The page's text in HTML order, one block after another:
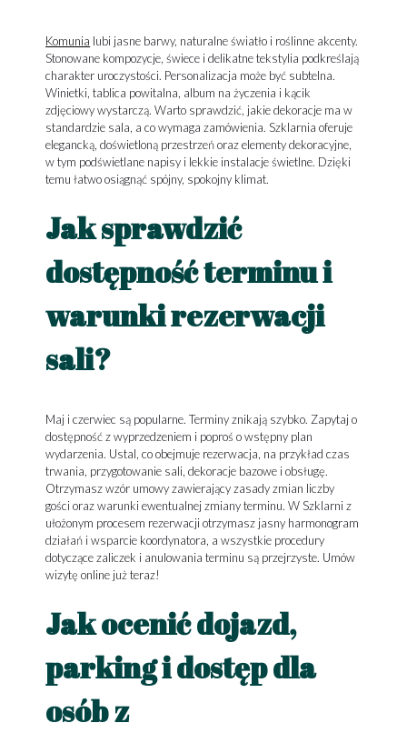
Komunia lubi jasne barwy, naturalne światło i roślinne akcenty.
Stonowane kompozycje, świece i delikatne tekstylia podkreślają
charakter uroczystości. Personalizacja może być subtelna.
Winietki, tablica powitalna, album na życzenia i kącik
zdjęciowy wystarczą. Warto sprawdzić, jakie dekoracje ma w
standardzie sala, a co wymaga zamówienia. Szklarnia oferuje
elegancką, doświetloną przestrzeń oraz elementy dekoracyjne,
w tym podświetlane napisy i lekkie instalacje świetlne. Dzięki
temu łatwo osiągnąć spójny, spokojny klimat.
Jak sprawdzić
dostępność terminu i
warunki rezerwacji
sali?
Maj i czerwiec są popularne. Terminy znikają szybko. Zapytaj o
dostępność z wyprzedzeniem i poproś o wstępny plan
wydarzenia. Ustal, co obejmuje rezerwacja, na przykład czas
trwania, przygotowanie sali, dekoracje bazowe i obsługę.
Otrzymasz wzór umowy zawierający zasady zmian liczby
gości oraz warunki ewentualnej zmiany terminu. W Szklarni z
ułożonym procesem rezerwacji otrzymasz jasny harmonogram
działań i wsparcie koordynatora, a wszystkie procedury
dotyczące zaliczek i anulowania terminu są przejrzyste. Umów
wizytę online już teraz!
Jak ocenić dojazd,
parking i dostęp dla
osób z